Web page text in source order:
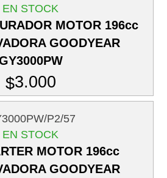
DE FRENO
DE ARRANQUE
EN STOCK
MOTOR 196cc
GOODYEAR
$3.000
P2/57
EN STOCK
MOTOR 196cc
GOODYEAR